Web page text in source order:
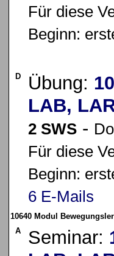
Für diese
Beginn:
D Übung:
LAB,
2 SWS -
Für diese
Beginn:
6 E-Mails
10640 Modul
A
Seminar: